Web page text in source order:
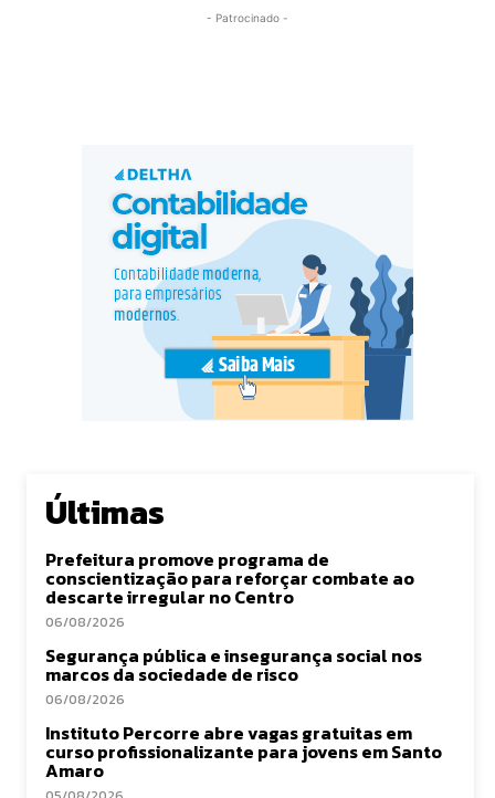
- Patrocinado -
Últimas
Prefeitura promove programa de
conscientização para reforçar combate ao
descarte irregular no Centro
06/08/2026
Segurança pública e insegurança social nos
marcos da sociedade de risco
06/08/2026
Instituto Percorre abre vagas gratuitas em
curso profissionalizante para jovens em Santo
Amaro